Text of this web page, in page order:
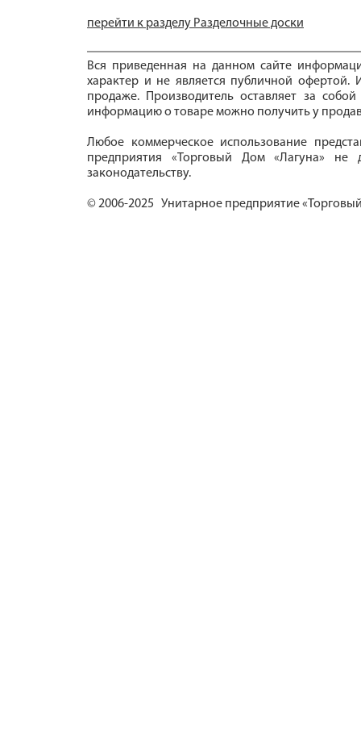
перейти к разделу Разделочные доски
Вся приведенная на данном сайте
характер и не является публичной офертой.
продаже. Производитель оставляет за
информацию о товаре можно получить у
Любое коммерческое использование
предприятия «Торговый Дом «Лагуна» не
законодательству.
© 2006-2025 Унитарное предприятие